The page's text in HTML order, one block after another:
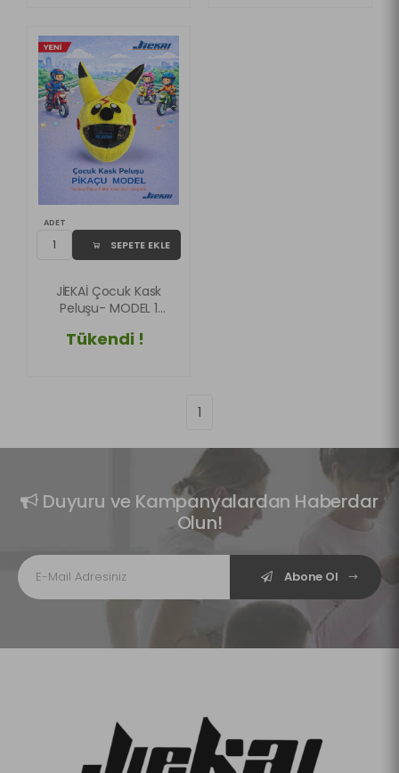
ADET
SEPETE EKLE
JİEKAİ Çocuk Kask
Peluşu- MODEL 1
Tükendi !
1
Duyuru ve Kampanyalardan Haberdar
Olun!
Abone Ol